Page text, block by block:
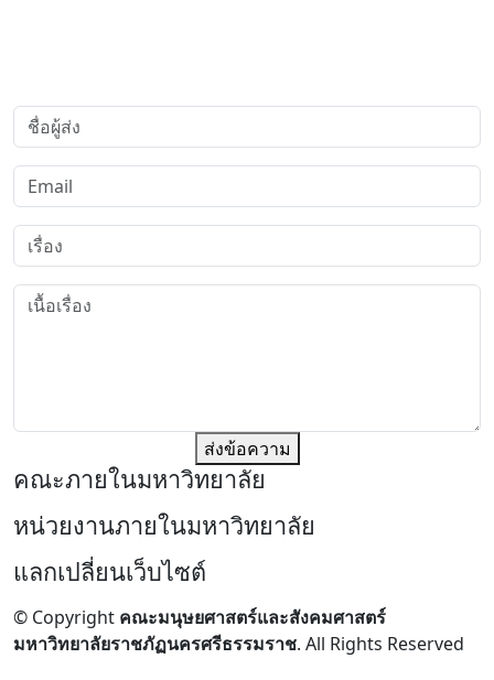
ส่งข้อความ
คณะภายในมหาวิทยาลัย
หน่วยงานภายในมหาวิทยาลัย
แลกเปลี่ยนเว็บไซต์
© Copyright คณะมนุษยศาสตร์และสังคมศาสตร์
มหาวิทยาลัยราชภัฏนครศรีธรรมราช. All Rights Reserved